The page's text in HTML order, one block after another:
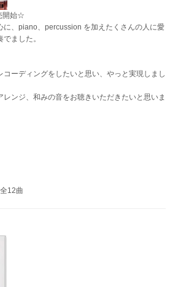
開始☆
に、piano、percussion を加えたくさんの人に愛
ました。
ーディングをしたいと思い、やっと実現しまし
レンジ、和みの音をお聴きいただきたいと思いま
12曲